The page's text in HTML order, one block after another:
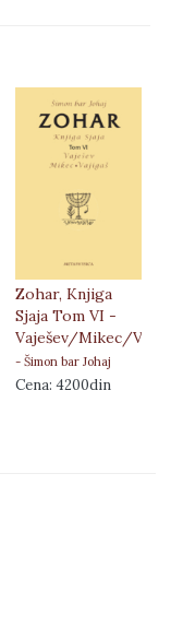
Zohar, Knjiga
Sjaja Tom VI -
Vaješev/Mikec/Vajigaš
- Šimon bar Johaj
Cena: 4200din